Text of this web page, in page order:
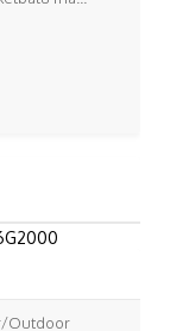
Outdoor